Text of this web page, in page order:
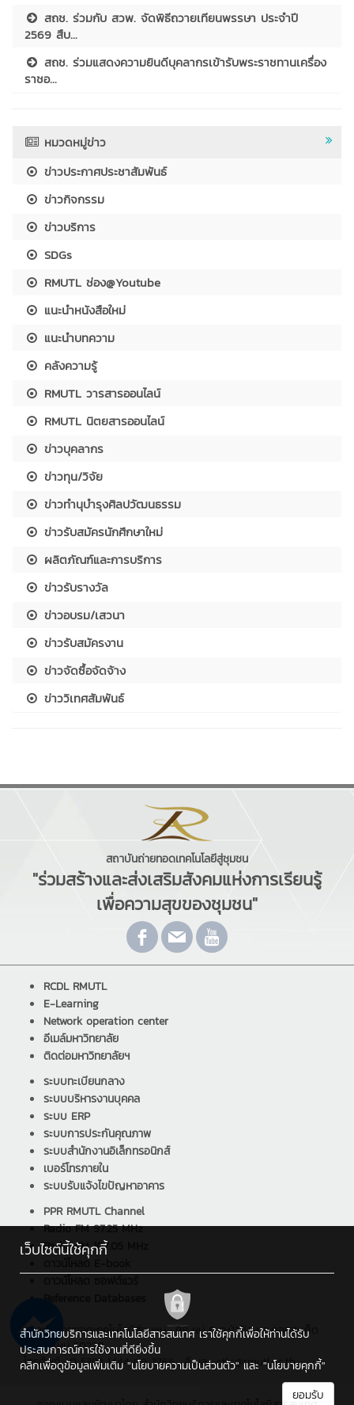
สถช. ร่วมกับ สวพ. จัดพิธีถวายเทียนพรรษา ประจำปี
2569 สืบ...
สถช. ร่วมแสดงความยินดีบุคลากรเข้ารับพระราชทานเครื่อง
ราชอ...
หมวดหมู่ข่าว
ข่าวประกาศประชาสัมพันธ์
ข่าวกิจกรรม
ข่าวบริการ
SDGs
RMUTL ช่อง@Youtube
แนะนำหนังสือใหม่
แนะนำบทความ
คลังความรู้
RMUTL วารสารออนไลน์
RMUTL นิตยสารออนไลน์
ข่าวบุคลากร
ข่าวทุน/วิจัย
ข่าวทำนุบำรุงศิลปวัฒนธรรม
ข่าวรับสมัครนักศึกษาใหม่
ผลิตภัณฑ์และการบริการ
ข่าวรับรางวัล
ข่าวอบรม/เสวนา
ข่าวรับสมัครงาน
ข่าวจัดซื้อจัดจ้าง
ข่าววิเทศสัมพันธ์
สถาบันถ่ายทอดเทคโนโลยีสู่ชุมชน
"ร่วมสร้างและส่งเสริมสังคมแห่งการเรียนรู้
เพื่อความสุขของชุมชน"
RCDL RMUTL
E-Learning
Network operation center
อีเมล์มหาวิทยาลัย
ติดต่อมหาวิทยาลัยฯ
ระบบทะเบียนกลาง
ระบบบริหารงานบุคคล
ระบบ ERP
ระบบการประกันคุณภาพ
ระบบสำนักงานอิเล็กทรอนิกส์
เบอร์โทรภายใน
ระบบรับแจ้งไขปัญหาอาคาร
PPR RMUTL Channel
Radio FM 97.25 MHz
Radio FM 107.05 MHz
ดาวน์โหลด E-book
Reference Databases
สถาบันถ่ายทอดเทคโนโลยีสู่ชุมชน : 98 หมู่ 8 ต.ป่าป้อง อ.ดอยสะเก็ด
จ.เชียงใหม่ 50220
โทรศัพท์ : 0 5392 1444 ต่อ 2766 , อีเมล : cttc@rmutl.ac.th
เว็บไซต์นี้ใช้คุกกี้
สำนักวิทยบริการและเทคโนโลยีสารสนเทศ เราใช้คุกกี้เพื่อให้ท่านได้รับ
ประสบการณ์การใช้งานที่ดียิ่งขึ้น
คลิกเพื่อดูข้อมูลเพิ่มเติม "นโยบายความเป็นส่วนตัว" และ "นโยบายคุกกี้"
ยอมรับ